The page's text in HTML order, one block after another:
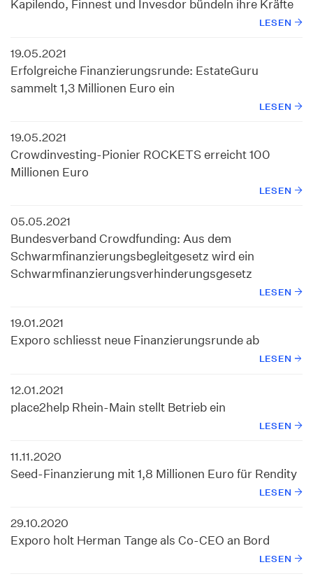
Kapilendo, Finnest und Invesdor bündeln ihre Kräfte
LESEN
19.05.2021
Erfolgreiche Finanzierungsrunde: EstateGuru
sammelt 1,3 Millionen Euro ein
LESEN
19.05.2021
Crowdinvesting-Pionier ROCKETS erreicht 100
Millionen Euro
LESEN
05.05.2021
Bundesverband Crowdfunding: Aus dem
Schwarmfinanzierungsbegleitgesetz wird ein
Schwarmfinanzierungsverhinderungsgesetz
LESEN
19.01.2021
Exporo schliesst neue Finanzierungsrunde ab
LESEN
12.01.2021
place2help Rhein-Main stellt Betrieb ein
LESEN
11.11.2020
Seed-Finanzierung mit 1,8 Millionen Euro für Rendity
LESEN
29.10.2020
Exporo holt Herman Tange als Co-CEO an Bord
LESEN